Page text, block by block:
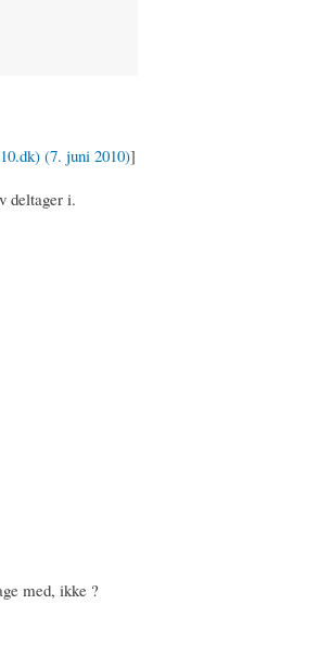
(7. juni 2010)]
deltager i.
med, ikke ?